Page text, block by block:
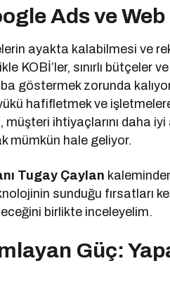
Ads ve
ayakta kalabilmesi ve
KOBİ’ler, sınırlı bütçeler
göstermek zorunda
hafifletmek ve
ihtiyaçlarını daha
mümkün hale geliyor.
Tugay Çaylan
sunduğu fırsatları
birlikte inceleyelim.
Güç: